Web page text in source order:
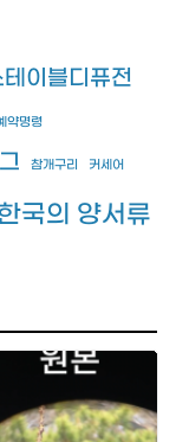
테이블디퓨전
약명령
참개구리 커세어
국의 양서류